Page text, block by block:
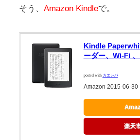
そう、 Amazon Kindleで。
Kindle
ーダー、Wi-Fi
posted with カエレバ
Amazon 2015-06-30
楽天